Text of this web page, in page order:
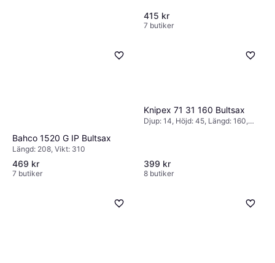
415 kr
7 butiker
Bahco 1520 G IP Bultsax
Längd: 208, Vikt: 310
469 kr
7 butiker
Knipex 71 31 160 Bultsax
Djup: 14, Höjd: 45, Längd: 160,
399 kr
8 butiker